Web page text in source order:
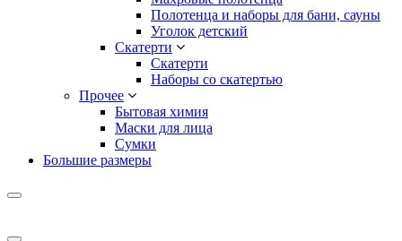
Полотенца и наборы для бани, сауны
Уголок детский
Скатерти
Скатерти
Наборы со скатертью
Прочее
Бытовая химия
Маски для лица
Сумки
Большие размеры